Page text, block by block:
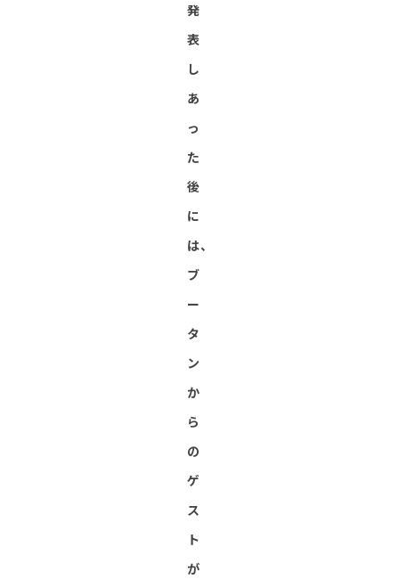
発
表
し
あ
っ
た
後
に
は、
ブ
ー
タ
ン
か
ら
の
ゲ
ス
ト
が